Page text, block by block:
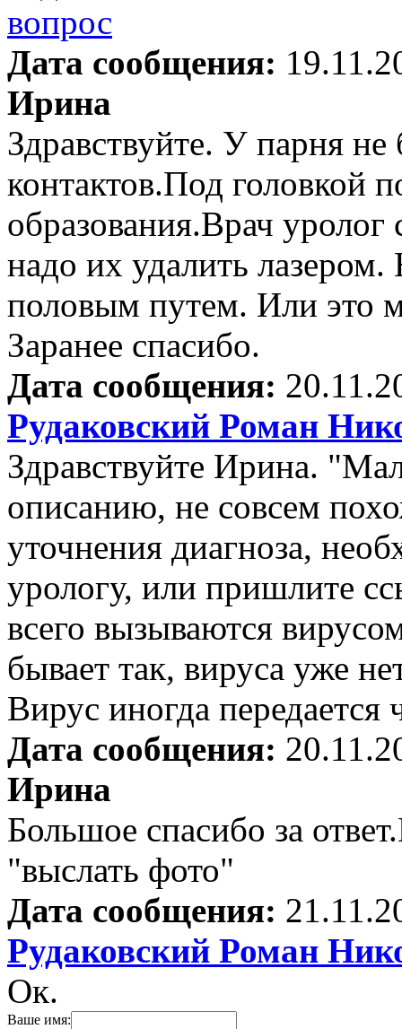
Дата сообщения:
Ирина
Здравствуйте. У парня
контактов.Под головкой
образования.Врач уролог
надо их удалить
половым путем. Или это
Заранее спасибо.
Дата сообщения:
Рудаковский Роман
Здравствуйте Ирина.
описанию, не совсем
уточнения диагноза,
урологу, или пришлите
всего вызываются
бывает так, вируса уже
Вирус иногда
Дата сообщения:
Ирина
Большое спасибо за
"выслать фото"
Дата сообщения:
Рудаковский Роман
Ок.
Ваше имя: